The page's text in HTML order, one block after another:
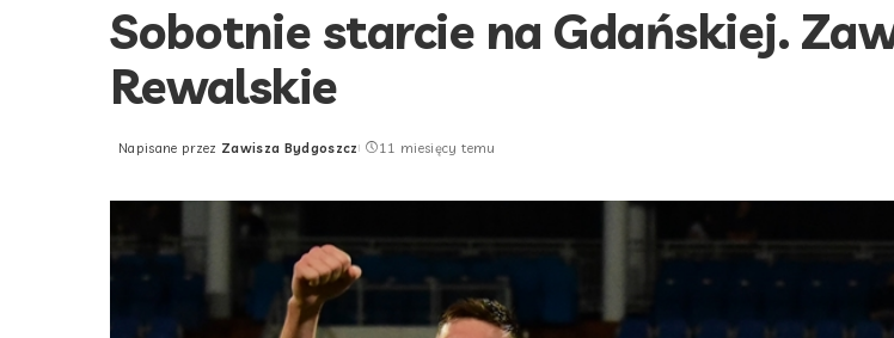
Sobotnie starcie na Gdańskiej.
Rewalskie
Posted
Napisane przez Zawisza Bydgoszcz 11 miesięcy temu